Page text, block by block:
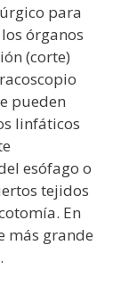
para
órganos
(corte)
pueden
linfáticos
esófago o
tejidos
En
más grande